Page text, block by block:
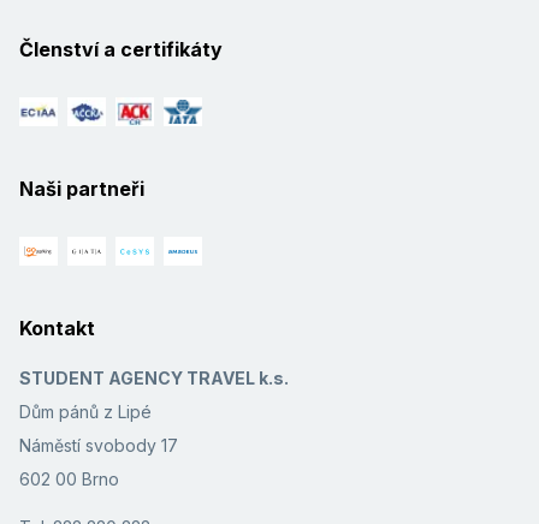
Členství a certifikáty
Naši partneři
Kontakt
STUDENT AGENCY TRAVEL k.s.
Dům pánů z Lipé
Náměstí svobody 17
602 00 Brno